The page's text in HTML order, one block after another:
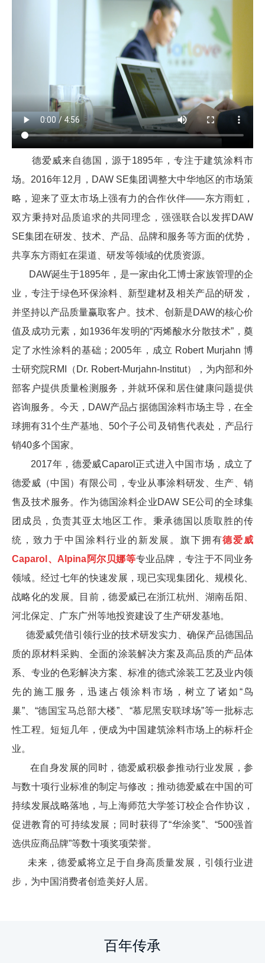
德爱威来自德国，源于1895年，专注于建筑涂料市
场。2016年12月，DAW SE集团调整大中华地区的市场策
略，迎来了亚太市场上强有力的合作伙伴——东方雨虹，
双方秉持对品质追求的共同理念，强强联合以发挥DAW
SE集团在研发、技术、产品、品牌和服务等方面的优势，
共享东方雨虹在渠道、研发等领域的优质资源。
DAW诞生于1895年，是一家由化工博士家族管理的企
业，专注于绿色环保涂料、新型建材及相关产品的研发，
并坚持以产品质量赢取客户。技术、创新是DAW的核心价
值及成功元素，如1936年发明的“丙烯酸水分散技术”，奠
定了水性涂料的基础； 2005年， 成立 Robert Murjahn 博
士研究院RMI（Dr. Robert-Murjahn-Institut），为内部和外
部客户提供质量检测服务，并就环保和居住健康问题提供
咨询服务。 今天，DAW产品占据德国涂料市场主导，在全
球拥有31个生产基地、50个子公司及销售代表处，产品行
销40多个国家。
2017年，德爱威Caparol正式进入中国市场，成立了
德爱威（中国）有限公司，专业从事涂料研发、生产、销
售及技术服务。作为德国涂料企业DAW SE公司的全球集
团成员，负责其亚太地区工作。秉承德国以质取胜的传
统，致力于中国涂料行业的新发展。旗下拥有德爱威
Caparol、Alpina阿尔贝娜等专业品牌，专注于不同业务
领域。经过七年的快速发展，现已实现集团化、规模化、
战略化的发展。目前，德爱威已在浙江杭州、湖南岳阳、
河北保定
广东广州等地投资建设了生产研发基地。
德爱威凭借引领行业的技术研发实力、确保产品德国品
质的原材料采购、全面的涂装解决方案及高品质的产品体
系、专业的色彩解决方案、标准的德式涂装工艺及业内领
先的施工服务，迅速占领涂料市场，树立了诸如“鸟
巢”、“德国宝马总部大楼”、“慕尼黑安联球场”等一批标志
性工程。短短几年，便成为中国建筑涂料市场上的标杆企
业。
在自身发展的同时，德爱威积极参推动行业发展，参
与数十项行业标准的制定与修改；推动德爱威在中国的可
持续发展战略落地，与上海师范大学签订校企合作协议，
促进教育的可持续发展；同时获得了“华涂奖”、“500强首
选供应商品牌”等数十项奖项荣誉。
未来，德爱威将立足于自身高质量发展，引领行业进
步，为中国消费者创造美好人居。
百年传承